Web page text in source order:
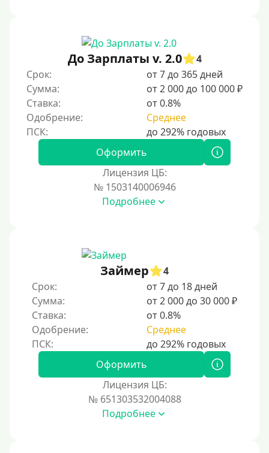
Без документов
По ИНН
По загранпаспорту
По военному билету
По водительскому удостоверению
Без СНИЛСа
Без подтверждения дохода
Без справок и поручителей
Без посредников
Процент
С пролонгацией (продлением)
Под высокий процент
До Зарплаты v. 2.0
4
Срок:
от 7 до 365 дней
Сумма:
от 2 000 до 100 000 ₽
Ставка:
от 0.8%
Одобрение:
Среднее
Оформить
Лицензия ЦБ:
№ 1503140006946
Подробнее
Займер
4
Срок:
от 7 до 18 дней
Сумма:
от 2 000 до 30 000 ₽
Ставка:
от 0.8%
Одобрение:
Среднее
Оформить
Лицензия ЦБ:
№ 651303532004088
Подробнее